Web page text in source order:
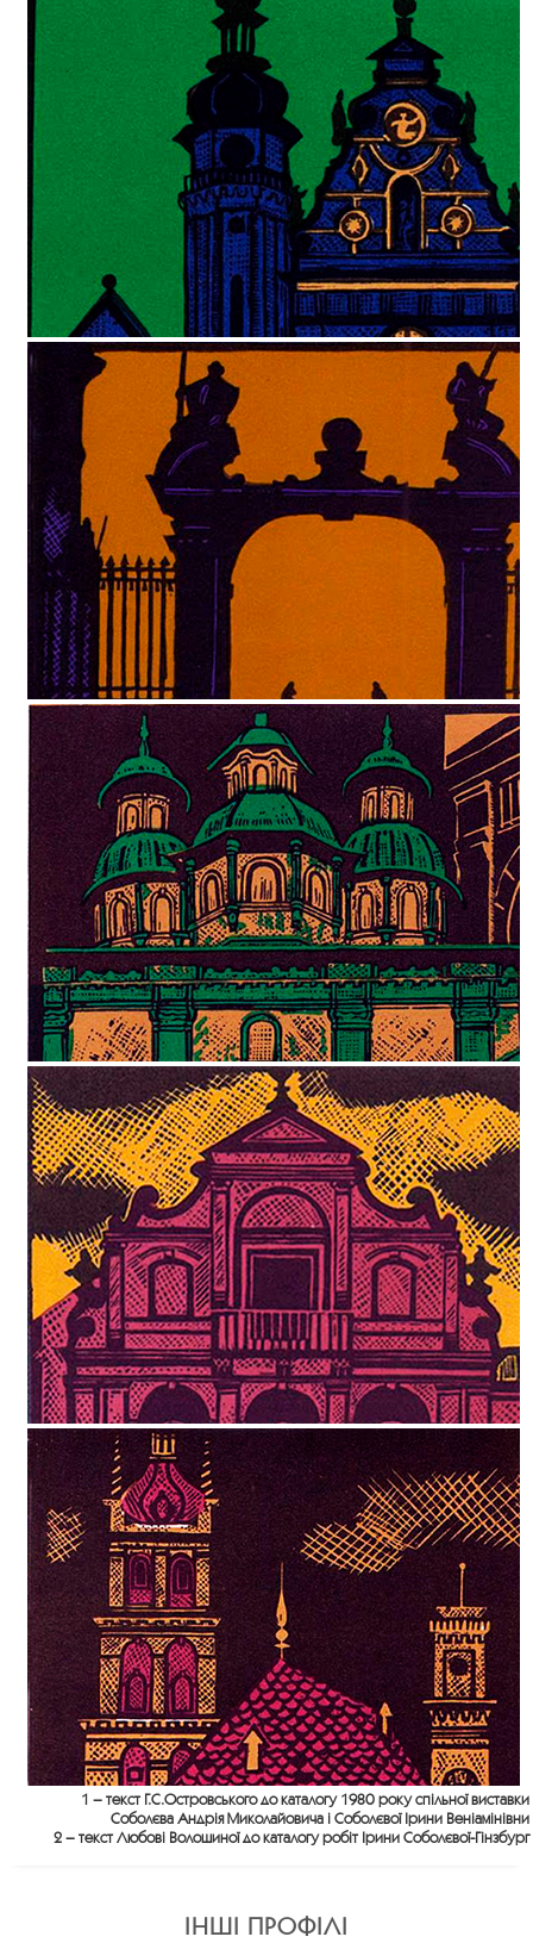
1 – текст Г.С.Островського до каталогу 1980 року спільної виставки
Соболєва Андрія Миколайовича і Соболєвої Ірини Веніамінівни
2 – текст Любові Волошиної до каталогу робіт Ірини Соболєвої-Гінзбург
ІНШІ ПРОФІЛІ